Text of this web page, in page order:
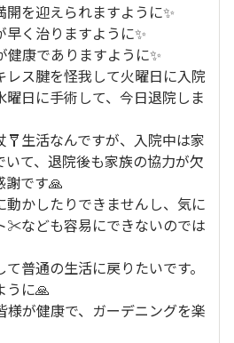
を迎えられますように✨
く治りますように✨
康でありますように✨
レス腱を怪我して火曜日に入院
曜日に手術して、今日退院しま
🩼生活なんですが、入院中は家
て、退院後も家族の協力が欠
謝です🙏
かしたりできませんし、気に
✂️なども容易にできないのでは
普通の生活に戻りたいです。
うに🙏
様が健康で、ガーデニングを楽